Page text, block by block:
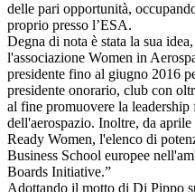
delle pari opportunità,
proprio presso l’ESA.
Degna di nota è stata la sua
l'associazione Women in
presidente fino al giugno 2016
presidente onorario, club con
al fine promuovere la leadership
dell'aerospazio. Inoltre, da
Ready Women, l'elenco di
Business School europee
Boards Initiative.”
Adottando il motto di Di Pippo